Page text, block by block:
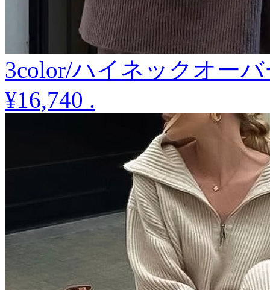
3color/ハイネックオー
¥16,740 .